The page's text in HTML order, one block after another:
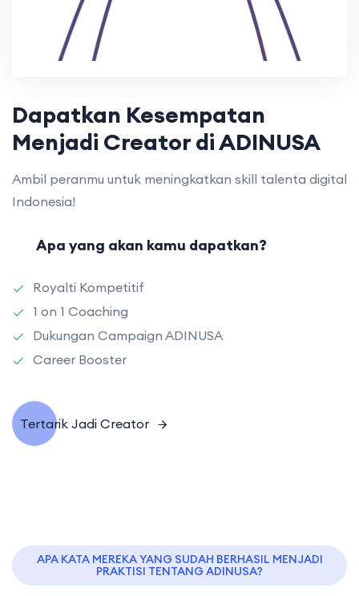
Dapatkan Kesempatan
Menjadi Creator di ADINUSA
Ambil peranmu untuk meningkatkan skill talenta digital
Indonesia!
Apa yang akan kamu dapatkan?
Royalti Kompetitif
1 on 1 Coaching
Dukungan Campaign ADINUSA
Career Booster
Tertarik Jadi Creator
APA KATA MEREKA YANG SUDAH BERHASIL MENJADI
PRAKTISI TENTANG ADINUSA?